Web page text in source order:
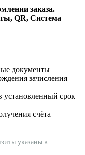
заказа.
QR, Система
документы
зачисления
установленный срок
счёта
указаны в